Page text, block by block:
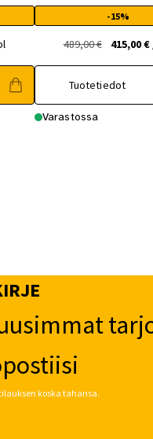
€.
-15%
489,00€
oli:
415,00€
Tuotetiedot
Varastossa
koska tahansa.